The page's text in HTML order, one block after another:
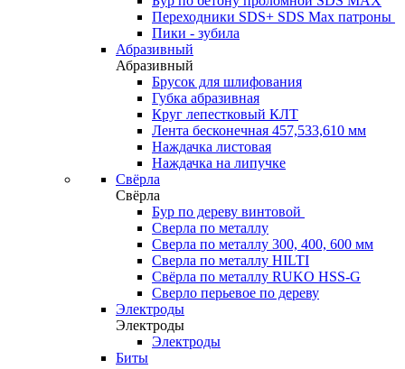
Переходники SDS+ SDS Max патроны
Пики - зубила
Абразивный
Абразивный
Брусок для шлифования
Губка абразивная
Круг лепестковый КЛТ
Лента бесконечная 457,533,610 мм
Наждачка листовая
Наждачка на липучке
Свёрла
Свёрла
Бур по дереву винтовой
Сверла по металлу
Сверла по металлу 300, 400, 600 мм
Сверла по металлу HILTI
Свёрла по металлу RUKO HSS-G
Сверло перьевое по дереву
Электроды
Электроды
Электроды
Биты